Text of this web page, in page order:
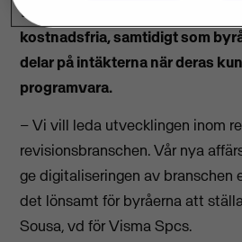
viktigaste ekonomiprogrammen
kostnadsfria, samtidigt som
delar på intäkterna när deras
programvara.
– Vi vill leda utvecklingen inom
revisionsbranschen. Vår nya
ge digitaliseringen av branschen
det lönsamt för byråerna att
Sousa, vd för Visma Spcs.